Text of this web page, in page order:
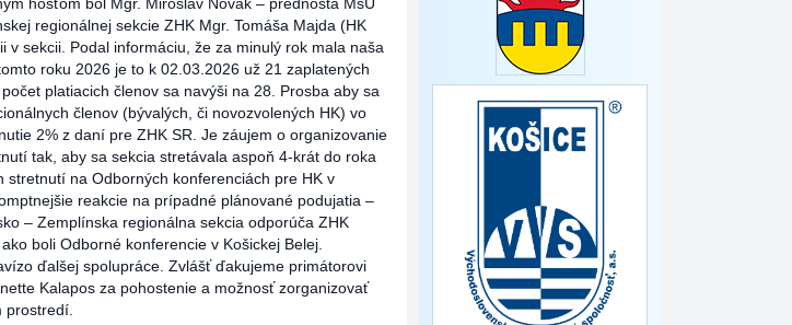
regionálnej sekcie ZHK Mgr. Tomáša Majda (HK
v sekcii. Podal informáciu, že za minulý rok mala naša
roku 2026 je to k 02.03.2026 už 21 zaplatených
platiacich členov sa navýši na 28. Prosba aby sa
členov (bývalých, či novozvolených HK) vo
2% z daní pre ZHK SR. Je záujem o organizovanie
tak, aby sa sekcia stretávala aspoň 4-krát do roka
na Odborných konferenciách pre HK v
reakcie na prípadné plánované podujatia –
– Zemplínska regionálna sekcia odporúča ZHK
boli Odborné konferencie v Košickej Belej.
ďalšej spolupráce. Zvlášť ďakujeme primátorovi
Kalapos za pohostenie a možnosť zorganizovať
prostredí.